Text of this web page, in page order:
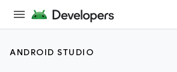
ANDROID STUDIO